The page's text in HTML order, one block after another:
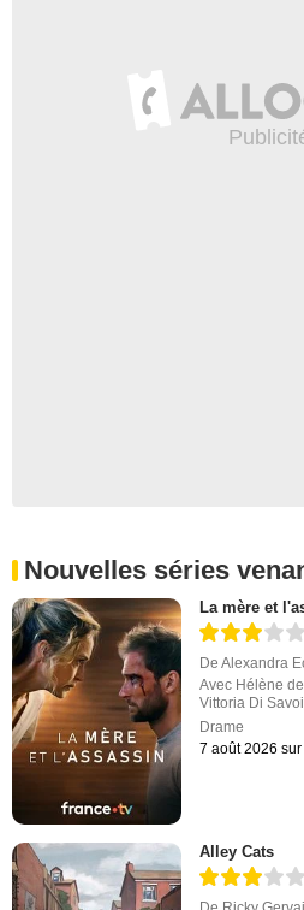
Nouvelles séries
La mère et
DeAlexandra
Avec Hélène
Vittoria Di
Drame
7 août 2026
Alley Cats